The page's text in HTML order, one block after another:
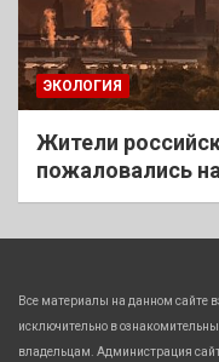
ЭКОЛОГИЯ
Жители
пожаловались
Все материалы на данном сайте
исключительно в
владельцам. Администрация